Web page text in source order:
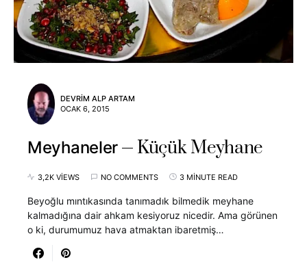
DEVRIM ALP ARTAM
OCAK 6, 2015
Meyhaneler Küçük Meyhane
3,2K VIEWS NO COMMENTS 3 MINUTE READ
Beyoğlu mıntıkasında tanımadık bilmedik meyhane
kalmadığına dair ahkam kesiyoruz nicedir. Ama görünen
o ki, durumumuz hava atmaktan ibaretmiş…